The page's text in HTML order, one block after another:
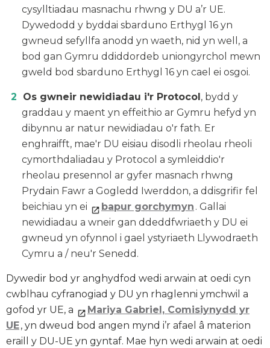
cysylltiadau masnachu rhwng y DU a’r UE.
Dywedodd y byddai sbarduno Erthygl 16 yn
gwneud sefyllfa anodd yn waeth, nid yn well, a
bod gan Gymru ddiddordeb uniongyrchol mewn
gweld bod sbarduno Erthygl 16 yn cael ei osgoi.
Os gwneir newidiadau i'r Protocol, bydd y
graddau y maent yn effeithio ar Gymru hefyd yn
dibynnu ar natur newidiadau o'r fath. Er
enghraifft, mae'r DU eisiau disodli rheolau rheoli
cymorthdaliadau y Protocol a symleiddio'r
rheolau presennol ar gyfer masnach rhwng
Prydain Fawr a Gogledd Iwerddon, a ddisgrifir fel
beichiau yn ei
bapur gorchymyn . Gallai
newidiadau a wneir gan ddeddfwriaeth y DU ei
gwneud yn ofynnol i gael ystyriaeth Llywodraeth
Cymru a / neu'r Senedd.
Dywedir bod yr anghydfod wedi arwain at oedi cyn
cwblhau cyfranogiad y DU yn rhaglenni ymchwil a
gofod yr UE, a
Mariya Gabriel, Comisiynydd yr
UE, yn dweud bod angen mynd i’r afael â materion
eraill y DU-UE yn gyntaf. Mae hyn wedi arwain at oedi